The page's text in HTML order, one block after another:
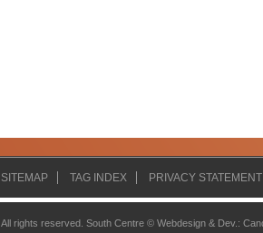
SITEMAP TAG INDEX PRIVACY STATEMENT
All rights reserved. South Centre © Webdesign & Dev. :